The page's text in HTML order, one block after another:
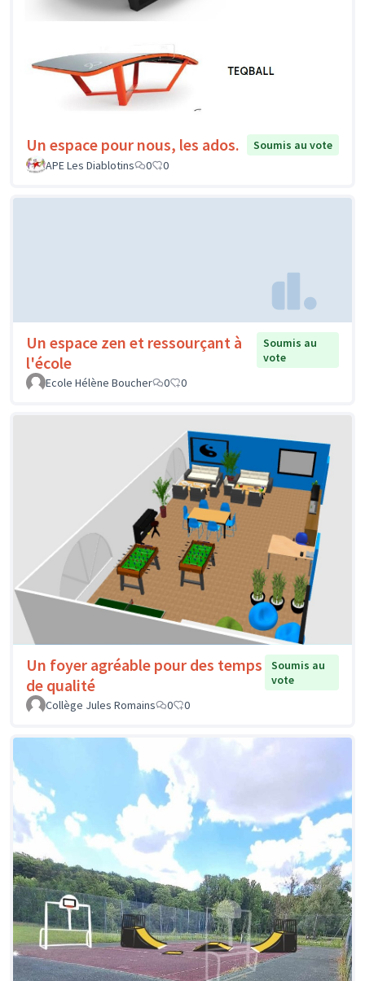
Un espace pour nous, les ados.
Soumis au vote
APE Les Diablotins
0 0
Un espace zen et ressourçant à
l'école
Soumis au
vote
Ecole Hélène Boucher
0 0
Un foyer agréable pour des temps
de qualité
Soumis au
vote
Collège Jules Romains
0 0